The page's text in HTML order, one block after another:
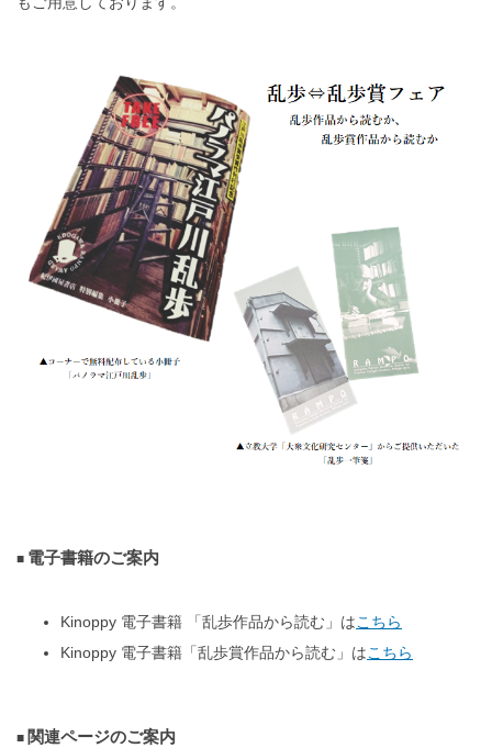
電子書籍のご案内
Kinoppy 電子書籍 「乱歩作品から読む」はこちら
Kinoppy 電子書籍「乱歩賞作品から読む」はこちら
関連ページのご案内